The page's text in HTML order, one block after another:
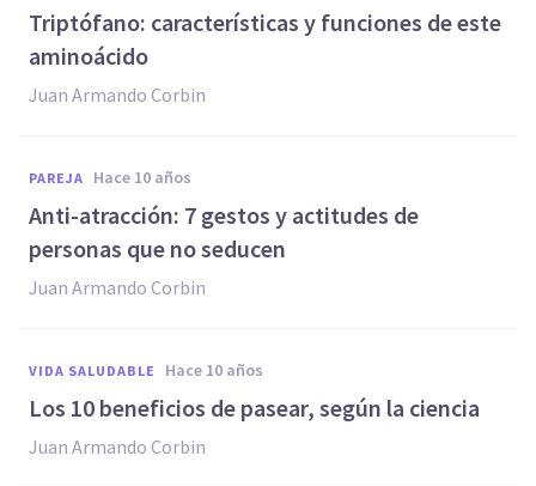
​Triptófano: características y funciones de este
aminoácido
Juan Armando Corbin
PAREJA hace 10 años
​Anti-atracción: 7 gestos y actitudes de
personas que no seducen
Juan Armando Corbin
VIDA SALUDABLE hace 10 años
​Los 10 beneficios de pasear, según la ciencia
Juan Armando Corbin